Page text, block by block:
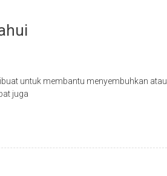
untuk membantu menyembuhkan atau
juga